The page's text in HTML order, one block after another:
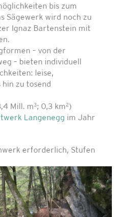
bis zum
Sägewerk wird noch zu
Ignaz Bartenstein mit
– von der
– bieten individuell
leise,
zu tosend
Mill. m3; 0,3 km2)
Langenegg im Jahr
erforderlich, Stufen